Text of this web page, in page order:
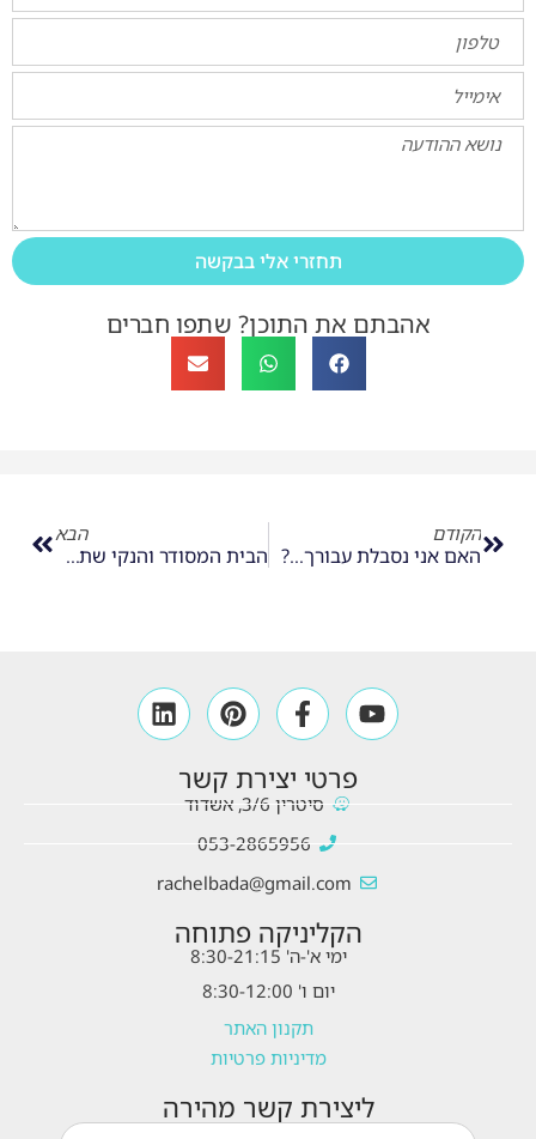
תחזרי אלי בבקשה
אהבתם את התוכן? שתפו חברים
הקודם
האם אני נסבלת עבורך…?
הבא
הבית המסודר והנקי שתמיד רצית
פרטי יצירת קשר
סיטרין 3/6, אשדוד
053-2865956
rachelbada@gmail.com
הקליניקה פתוחה
ימי א'-ה' 8:30-21:15
יום ו' 8:30-12:00
תקנון האתר
מדיניות פרטיות
ליצירת קשר מהירה